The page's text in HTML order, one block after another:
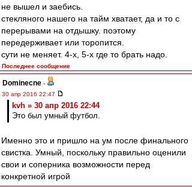
не вышел и заебись.
стекляного нашего на тайм хватает, да и то с
перерывами на отдышку. поэтому
передерживает или торопится.
сути не меняет. 4-х, 5-х где то брать надо.
Последнее сообщение
Dominecne -
30 апр 2016 22:47
kvh » 30 апр 2016 22:44
Это был умный футбол.
Именно это и пришло на ум после финального
свистка. Умный, поскольку правильно оценили
свои и соперника возможности перед
конкретной игрой